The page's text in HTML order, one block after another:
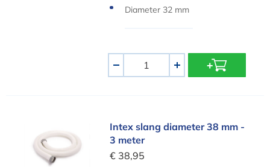
Diameter 32 mm
+
Intex slang diameter 38 mm - 3 meter
Intex slang diameter 38 mm -
3 meter
€ 38,95